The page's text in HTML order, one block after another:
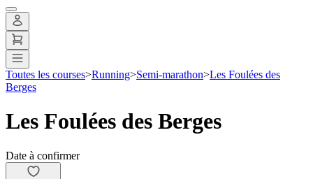
Toutes les courses>Running>Semi-marathon>Les Foulées des
Berges
Les Foulées des Berges
Date à confirmer